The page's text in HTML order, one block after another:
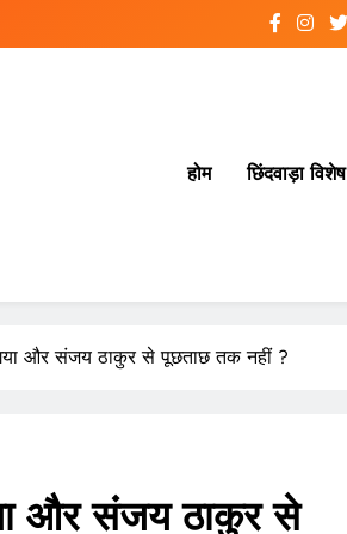
होम छिंदवाड़ा विशेष
और संजय ठाकुर से पूछताछ तक नहीं ?
और संजय ठाकुर से